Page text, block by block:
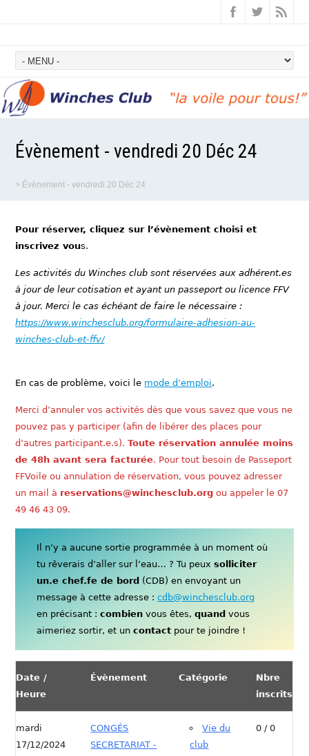
Évènement - vendredi 20 Déc 24
> Évènement - vendredi 20 Déc 24
Pour réserver, cliquez sur l’évènement choisi et
inscrivez vous.
Les activités du Winches club sont réservées aux adhérent.es
à jour de leur cotisation et ayant un passeport ou licence FFV
à jour. Merci le cas échéant de faire le nécessaire :
https://www.winchesclub.org/formulaire-adhesion-au-
winches-club-et-ffv/
En cas de problème, voici le mode d’emploi.
Merci d’annuler vos activités dès que vous savez que vous ne
pouvez pas y participer (afin de libérer des places pour
d’autres participant.e.s).Toute réservation annulée moins
de 48h avant sera facturée. Pour tout besoin de Passeport
FFVoile ou annulation de réservation, vous pouvez adresser
un mail à reservations@winchesclub.org ou appeler le 07
49 46 43 09.
Il n’y a aucune sortie programmée à un moment où
tu rêverais d’aller sur l’eau… ? Tu peuxsolliciter
un.e chef.fe de bord (CDB) en envoyant un
message à cette adresse :cdb@winchesclub.org
en précisant :combien vous êtes,quand vous
aimeriez sortir, et uncontact pour te joindre !
Date /
Heure
Évènement Catégorie
Nbre
inscrits
mardi
17/12/2024
CONGÉS
SECRETARIAT -
Vie du
club
0 / 0